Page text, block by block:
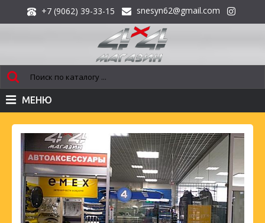
+7 (9062) 39-33-15 snesyn62@gmail.com
МЕНЮ